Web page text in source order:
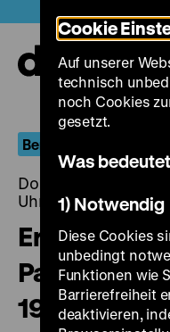
zum
Seiteninhalt
springen
Berlin.Dokument
Donnerstag, 15.
Uhr
Erstes
1963/64
Cookie
Auf unserer
technisch
noch Cookies
gesetzt.
Was
1) Notwendig
Diese Cookies
unbedingt
Funktionen wie
Barrierefreiheit
deaktivieren,